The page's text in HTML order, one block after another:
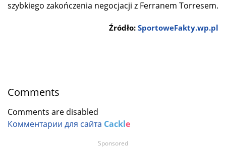
szybkiego zakończenia negocjacji z Ferranem Torresem.
Źródło: SportoweFakty.wp.pl
Comments
Comments are disabled
Комментарии для сайта Cackle
Sponsored